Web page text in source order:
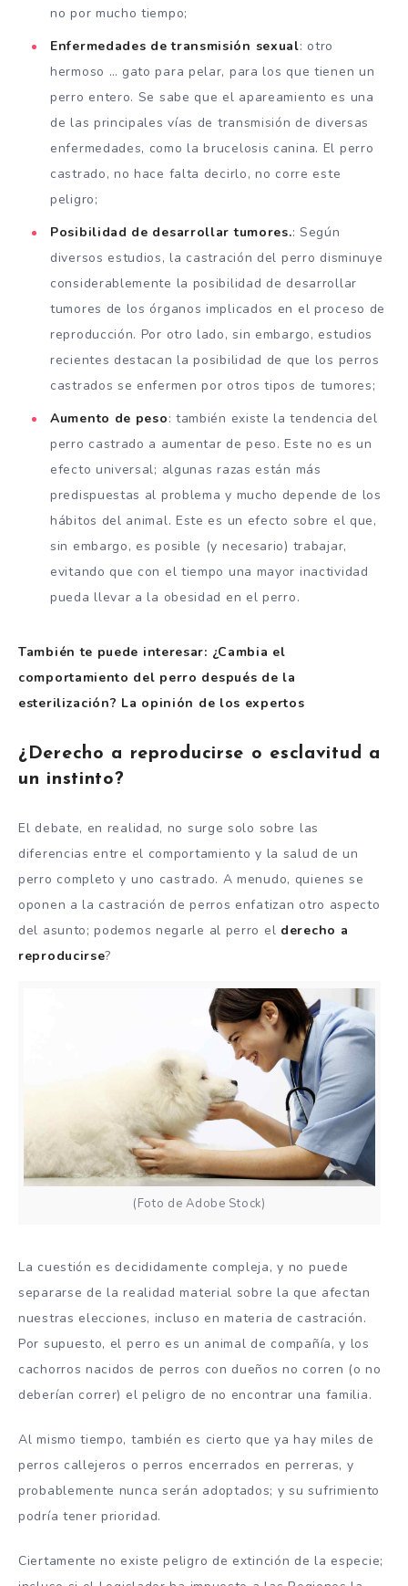
no por mucho tiempo;
Enfermedades de transmisión sexual: otro
hermoso … gato para pelar, para los que tienen un
perro entero. Se sabe que el apareamiento es una
de las principales vías de transmisión de diversas
enfermedades, como la brucelosis canina. El perro
castrado, no hace falta decirlo, no corre este
peligro;
Posibilidad de desarrollar tumores.: Según
diversos estudios, la castración del perro disminuye
considerablemente la posibilidad de desarrollar
tumores de los órganos implicados en el proceso de
reproducción. Por otro lado, sin embargo, estudios
recientes destacan la posibilidad de que los perros
castrados se enfermen por otros tipos de tumores;
Aumento de peso: también existe la tendencia del
perro castrado a aumentar de peso. Este no es un
efecto universal; algunas razas están más
predispuestas al problema y mucho depende de los
hábitos del animal. Este es un efecto sobre el que,
sin embargo, es posible (y necesario) trabajar,
evitando que con el tiempo una mayor inactividad
pueda llevar a la obesidad en el perro.
También te puede interesar: ¿Cambia el
comportamiento del perro después de la
esterilización? La opinión de los expertos
¿Derecho a reproducirse o esclavitud a
un instinto?
El debate, en realidad, no surge solo sobre las
diferencias entre el comportamiento y la salud de un
perro completo y uno castrado. A menudo, quienes se
oponen a la castración de perros enfatizan otro aspecto
del asunto; podemos negarle al perro el derecho a
reproducirse?
(Foto de Adobe Stock)
La cuestión es decididamente compleja, y no puede
separarse de la realidad material sobre la que afectan
nuestras elecciones, incluso en materia de castración.
Por supuesto, el perro es un animal de compañía, y los
cachorros nacidos de perros con dueños no corren (o no
deberían correr) el peligro de no encontrar una familia.
Al mismo tiempo, también es cierto que ya hay miles de
perros callejeros o perros encerrados en perreras, y
probablemente nunca serán adoptados; y su sufrimiento
podría tener prioridad.
Ciertamente no existe peligro de extinción de la especie;